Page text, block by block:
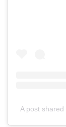
A post